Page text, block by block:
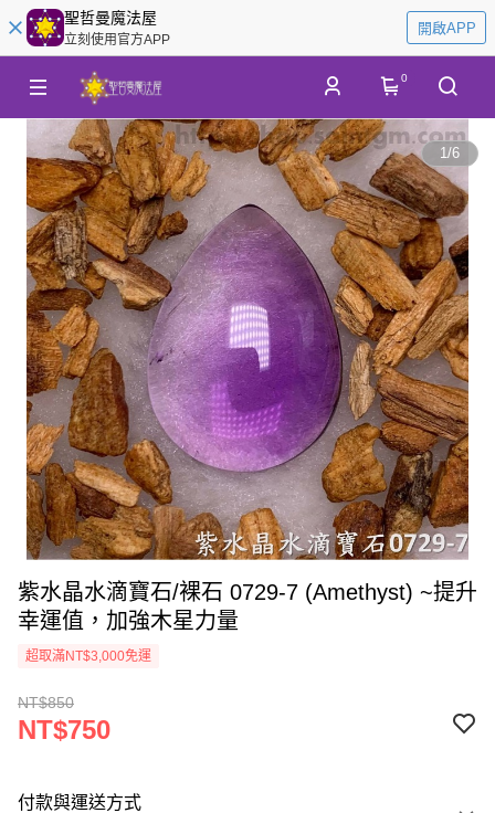
聖哲曼魔法屋
立刻使用官方APP
開啟APP
0
1/6
紫水晶水滴寶石/裸石 0729-7 (Amethyst) ~提升
幸運值，加強木星力量
超取滿NT$3,000免運
NT$850
NT$750
付款與運送方式